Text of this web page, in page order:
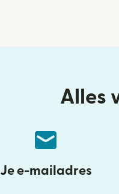
Alles
Je e-mailadres